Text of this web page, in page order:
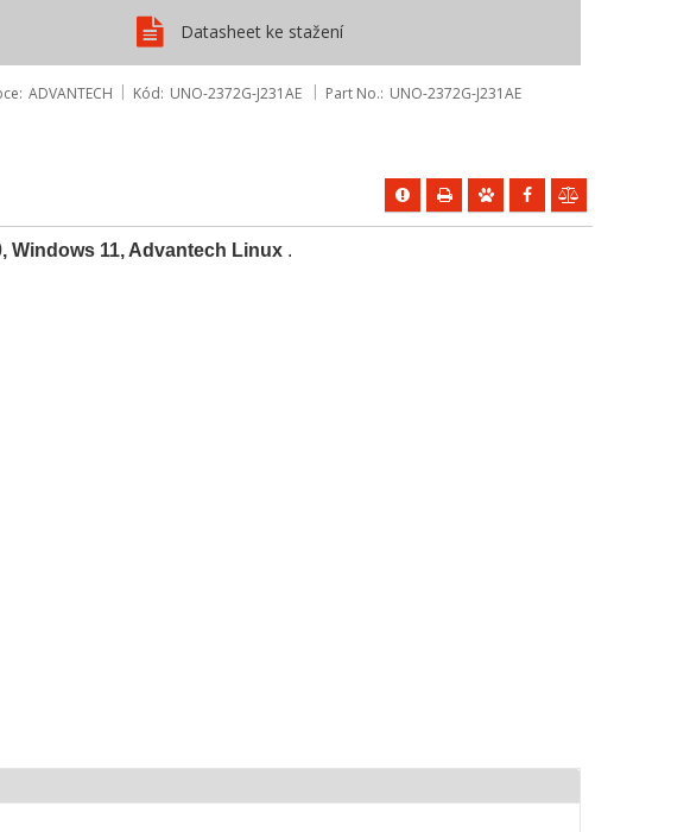
Datasheet ke stažení
ADVANTECH Kód UNO-2372G-J231AE Part No. UNO-2372G-J231AE
11, Advantech Linux .